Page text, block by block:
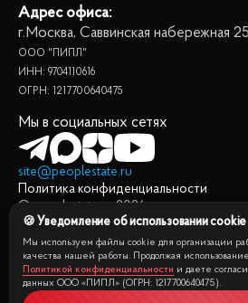
Адрес офиса:
г.Москва, Саввинская набережная 25
ООО "ПИПЛ"
ИНН: 9704110616
ОГРН: 1217700640475
Мы в социальных сетях
site@peoplestate.ru
Политика конфиденциальности
© peoplestate.ru 2026
Представленная на сайте информация,
квартир, носит информационный
публичной офертой. Условия продажи
изменены собственником без
🍪 Уведомление об использовании cookie
Мы используем файлы cookie для организации
качества нашей работы. Продолжая
Политикой конфиденциальности и даете
данных ООО «ПИПЛ» (ОГРН: 1217700640475).